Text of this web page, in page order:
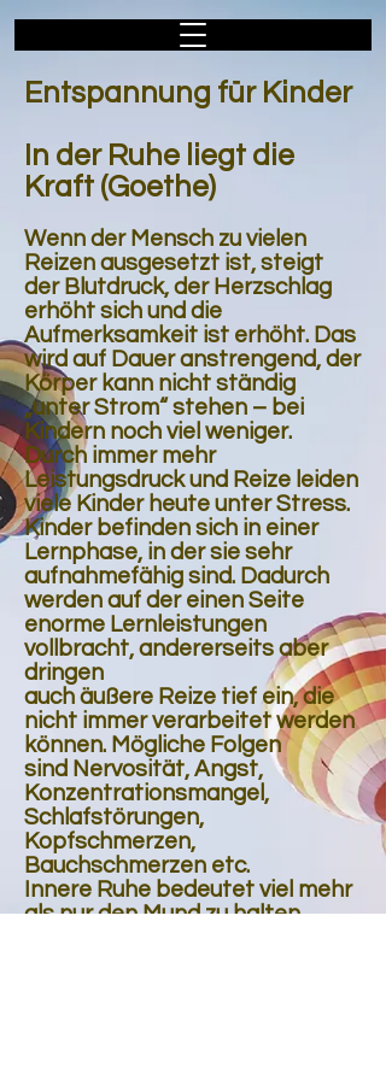
Entspannung für Kinder
In der Ruhe liegt die
Kraft (Goethe)
Wenn der Mensch zu vielen
Reizen ausgesetzt ist, steigt
der Blutdruck, der Herzschlag
erhöht sich und die
Aufmerksamkeit ist erhöht. Das
wird auf Dauer anstrengend, der
Körper kann nicht ständig
„unter Strom“ stehen – bei
Kindern noch viel weniger.
Durch immer mehr
Leistungsdruck und Reize leiden
viele Kinder heute unter Stress.
Kinder befinden sich in einer
Lernphase, in der sie sehr
aufnahmefähig sind. Dadurch
werden auf der einen Seite
enorme Lernleistungen
vollbracht, andererseits aber
dringen
auch äußere Reize tief ein, die
nicht immer verarbeitet werden
können. Mögliche Folgen
sind Nervosität, Angst,
Konzentrationsmangel,
Schlafstörungen,
Kopfschmerzen,
Bauchschmerzen etc.
Innere Ruhe bedeutet viel mehr
als nur den Mund zu halten.